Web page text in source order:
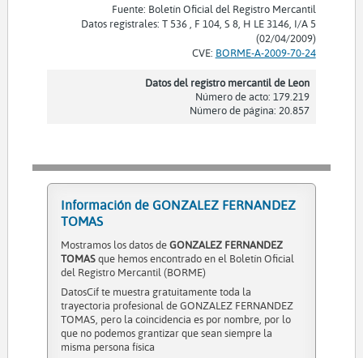
Fuente: Boletín Oficial del Registro Mercantil
Datos registrales: T 536 , F 104, S 8, H LE 3146, I/A 5
(02/04/2009)
CVE: BORME-A-2009-70-24
Datos del registro mercantil de Leon
Número de acto: 179.219
Número de página: 20.857
Información de GONZALEZ FERNANDEZ
TOMAS
Mostramos los datos deGONZALEZ FERNANDEZ
TOMASque hemos encontrado en el Boletín Oficial
del Registro Mercantil (BORME)
DatosCif te muestra gratuitamente toda la
trayectoria profesional de GONZALEZ FERNANDEZ
TOMAS, pero la coincidencia es por nombre, por lo
que no podemos grantizar que sean siempre la
misma persona física